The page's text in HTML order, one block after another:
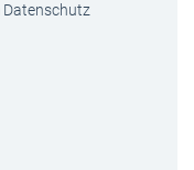
Datenschutz